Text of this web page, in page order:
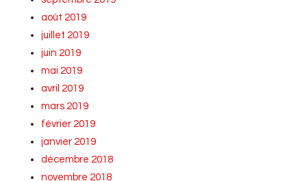
août 2019
juillet 2019
juin 2019
mai 2019
avril 2019
mars 2019
février 2019
janvier 2019
décembre 2018
novembre 2018